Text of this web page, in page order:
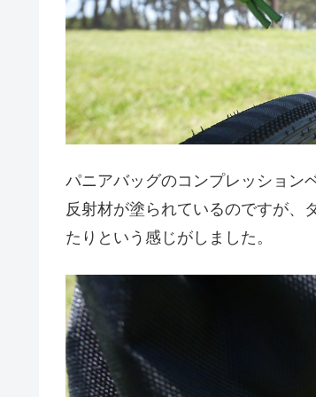
パニアバッグのコンプレッション
反射材が塗られているのですが、
たりという感じがしました。